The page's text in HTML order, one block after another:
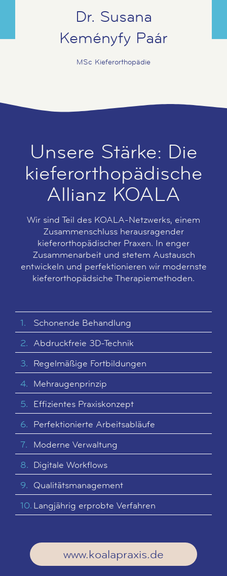
Dr. Susana
Keményfy Paár
MSc Kieferorthopädie
Unsere Stärke: Die
kieferortho­pädische
Allianz KOALA
Wir sind Teil des KOALA-Netzwerks, einem
Zusammenschluss herausragender
kieferorthopädischer Praxen. In enger
Zusammenarbeit und stetem Austausch
entwickeln und perfektionieren wir modernste
kieferorthopädsiche Therapiemethoden.
Schonende Behandlung
Abdruckfreie 3D-Technik
Regelmäßige Fortbildungen
Mehraugenprinzip
Effizientes Praxiskonzept
Perfektionierte Arbeitsabläufe
Moderne Verwaltung
Digitale Workflows
Qualitätsmanagement
Langjährig erprobte Verfahren
www.koalapraxis.de